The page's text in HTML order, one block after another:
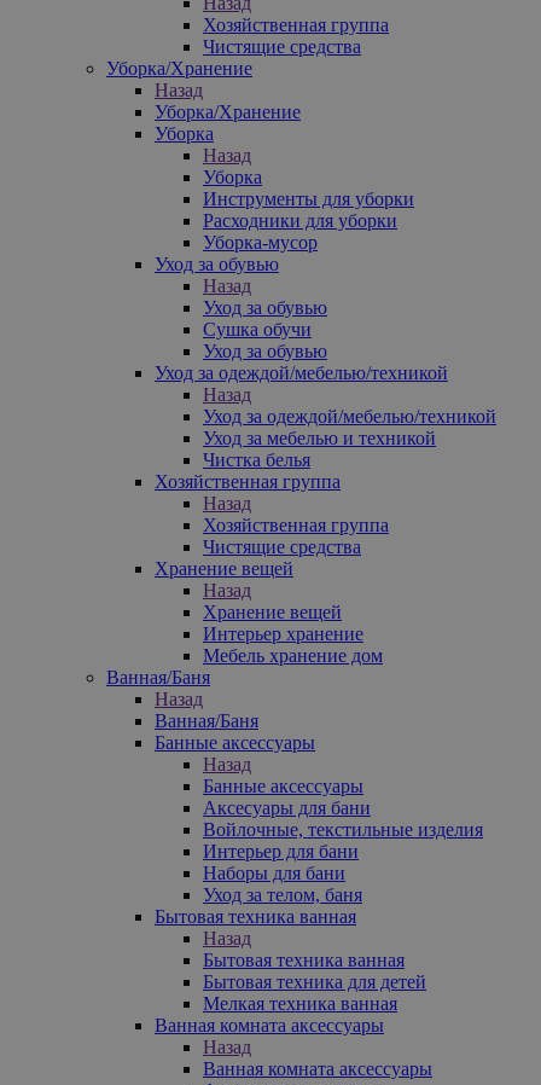
Хозяйственная группа
Чистящие средства
Уборка/Хранение
Назад
Уборка/Хранение
Уборка
Назад
Уборка
Инструменты для уборки
Расходники для уборки
Уборка-мусор
Уход за обувью
Назад
Уход за обувью
Сушка обучи
Уход за обувью
Уход за одеждой/мебелью/техникой
Назад
Уход за одеждой/мебелью/техникой
Уход за мебелью и техникой
Чистка белья
Хозяйственная группа
Назад
Хозяйственная группа
Чистящие средства
Хранение вещей
Назад
Хранение вещей
Интерьер хранение
Мебель хранение дом
Ванная/Баня
Назад
Ванная/Баня
Банные аксессуары
Назад
Банные аксессуары
Аксесуары для бани
Войлочные, текстильные изделия
Интерьер для бани
Наборы для бани
Уход за телом, баня
Бытовая техника ванная
Назад
Бытовая техника ванная
Бытовая техника для детей
Мелкая техника ванная
Ванная комната аксессуары
Назад
Ванная комната аксессуары